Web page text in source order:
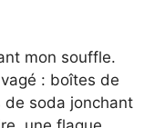
mon souffle.
: boîtes de
de soda jonchant